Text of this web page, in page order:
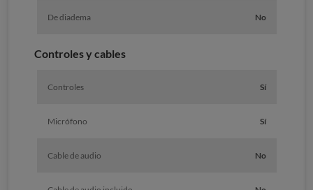
De diadema No
Controles y cables
Controles Sí
Micrófono Sí
Cable de audio No